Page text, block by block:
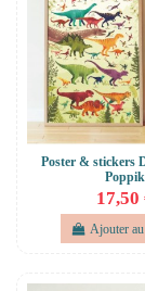
Poster & stickers
Poppik
17,50
Ajouter